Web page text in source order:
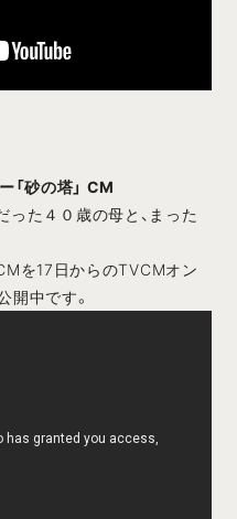
「砂の塔」 CM
た４０歳の母と、まった
を17日からのTVCMオン
中です。